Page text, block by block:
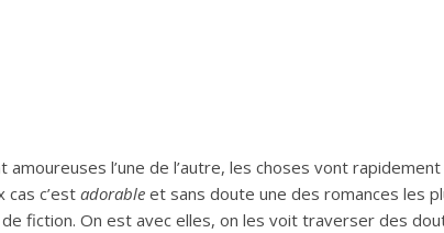
l’une de l’autre, les choses vont
cas c’est adorable et sans doute une des romances les
fiction. On est avec elles, on les voit traverser des